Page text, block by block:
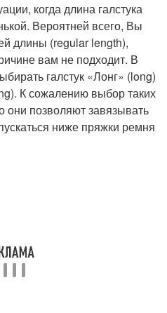
когда длина галстука
Вероятней всего, Вы
длины (regular length),
вам не подходит. В
галстук «Лонг» (long)
К сожалению выбор таких
они позволяют завязывать
ниже пряжки ремня